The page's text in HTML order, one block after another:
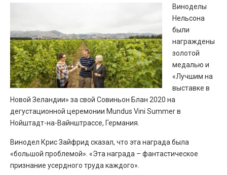
Виноделы
Нельсона
были
награждены
золотой
медалью и
«Лучшим на
выставке в
Новой Зеландии» за свой Совиньон Блан 2020 на
дегустационной церемонии Mundus Vini Summer в
Нойштадт-на-Вайнштрассе, Германия.
Винодел Крис Зайфрид сказал, что эта награда была
«большой проблемой». «Эта награда – фантастическое
признание усердного труда каждого».